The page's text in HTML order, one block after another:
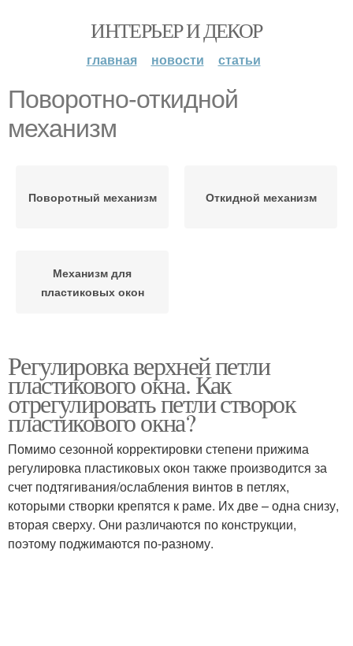
ИНТЕРЬЕР И ДЕКОР
главная новости статьи
Поворотно-откидной
механизм
Поворотный механизм Откидной механизм
Механизм для
пластиковых окон
Регулировка верхней петли
пластикового окна. Как
отрегулировать петли створок
пластикового окна?
Помимо сезонной корректировки степени прижима
регулировка пластиковых окон также производится за
счет подтягивания/ослабления винтов в петлях,
которыми створки крепятся к раме. Их две – одна снизу,
вторая сверху. Они различаются по конструкции,
поэтому поджимаются по-разному.